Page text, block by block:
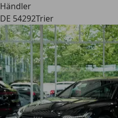
Händler
DE 54292Trier